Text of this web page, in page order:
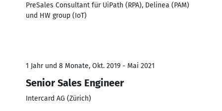
PreSales Consultant für UiPath (RPA), Delinea (PAM)
und HW group (IoT)
1 Jahr und 8 Monate, Okt. 2019 - Mai 2021
Senior Sales Engineer
Intercard AG (Zürich)